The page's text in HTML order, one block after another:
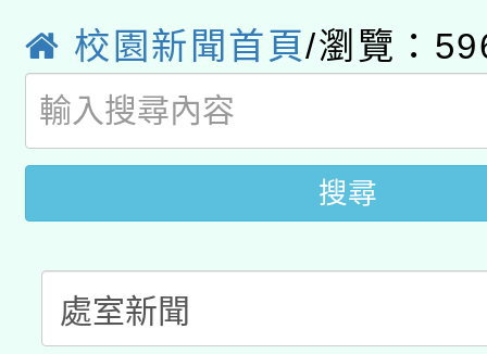
業成長研習」實施計畫
族教育國際趨勢與發展
師專業成長研習實施計
方素養工作坊新北場」
族語言臺北學習中心
「族語學習班」招生簡
轉知有關國立成功大學
文教學共融平台-教案
教育部國民及學前教育
年度COVID-19疫苗接
接種之民眾」措施，延
校園新聞首頁/瀏覽：
搜尋